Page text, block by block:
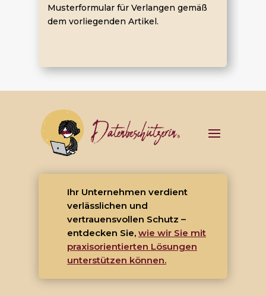
Musterformular für Verlangen gemäß
dem vorliegenden Artikel.
Ihr Unternehmen verdient
verlässlichen und
vertrauensvollen Schutz –
entdecken Sie, wie wir Sie mit
praxisorientierten Lösungen
unterstützen können.